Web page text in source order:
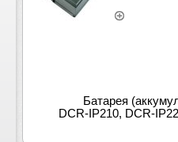
Батарея
DCR-IP210, DCR-